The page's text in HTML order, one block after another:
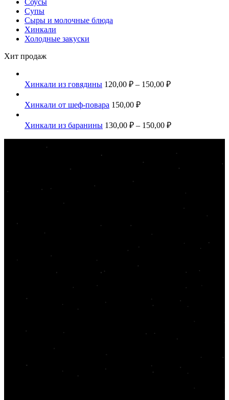
Соусы
Супы
Сыры и молочные блюда
Хинкали
Холодные закуски
Хит продаж
Хинкали из говядины 120,00 ₽ – 150,00 ₽
Хинкали от шеф-повара 150,00 ₽
Хинкали из баранины 130,00 ₽ – 150,00 ₽